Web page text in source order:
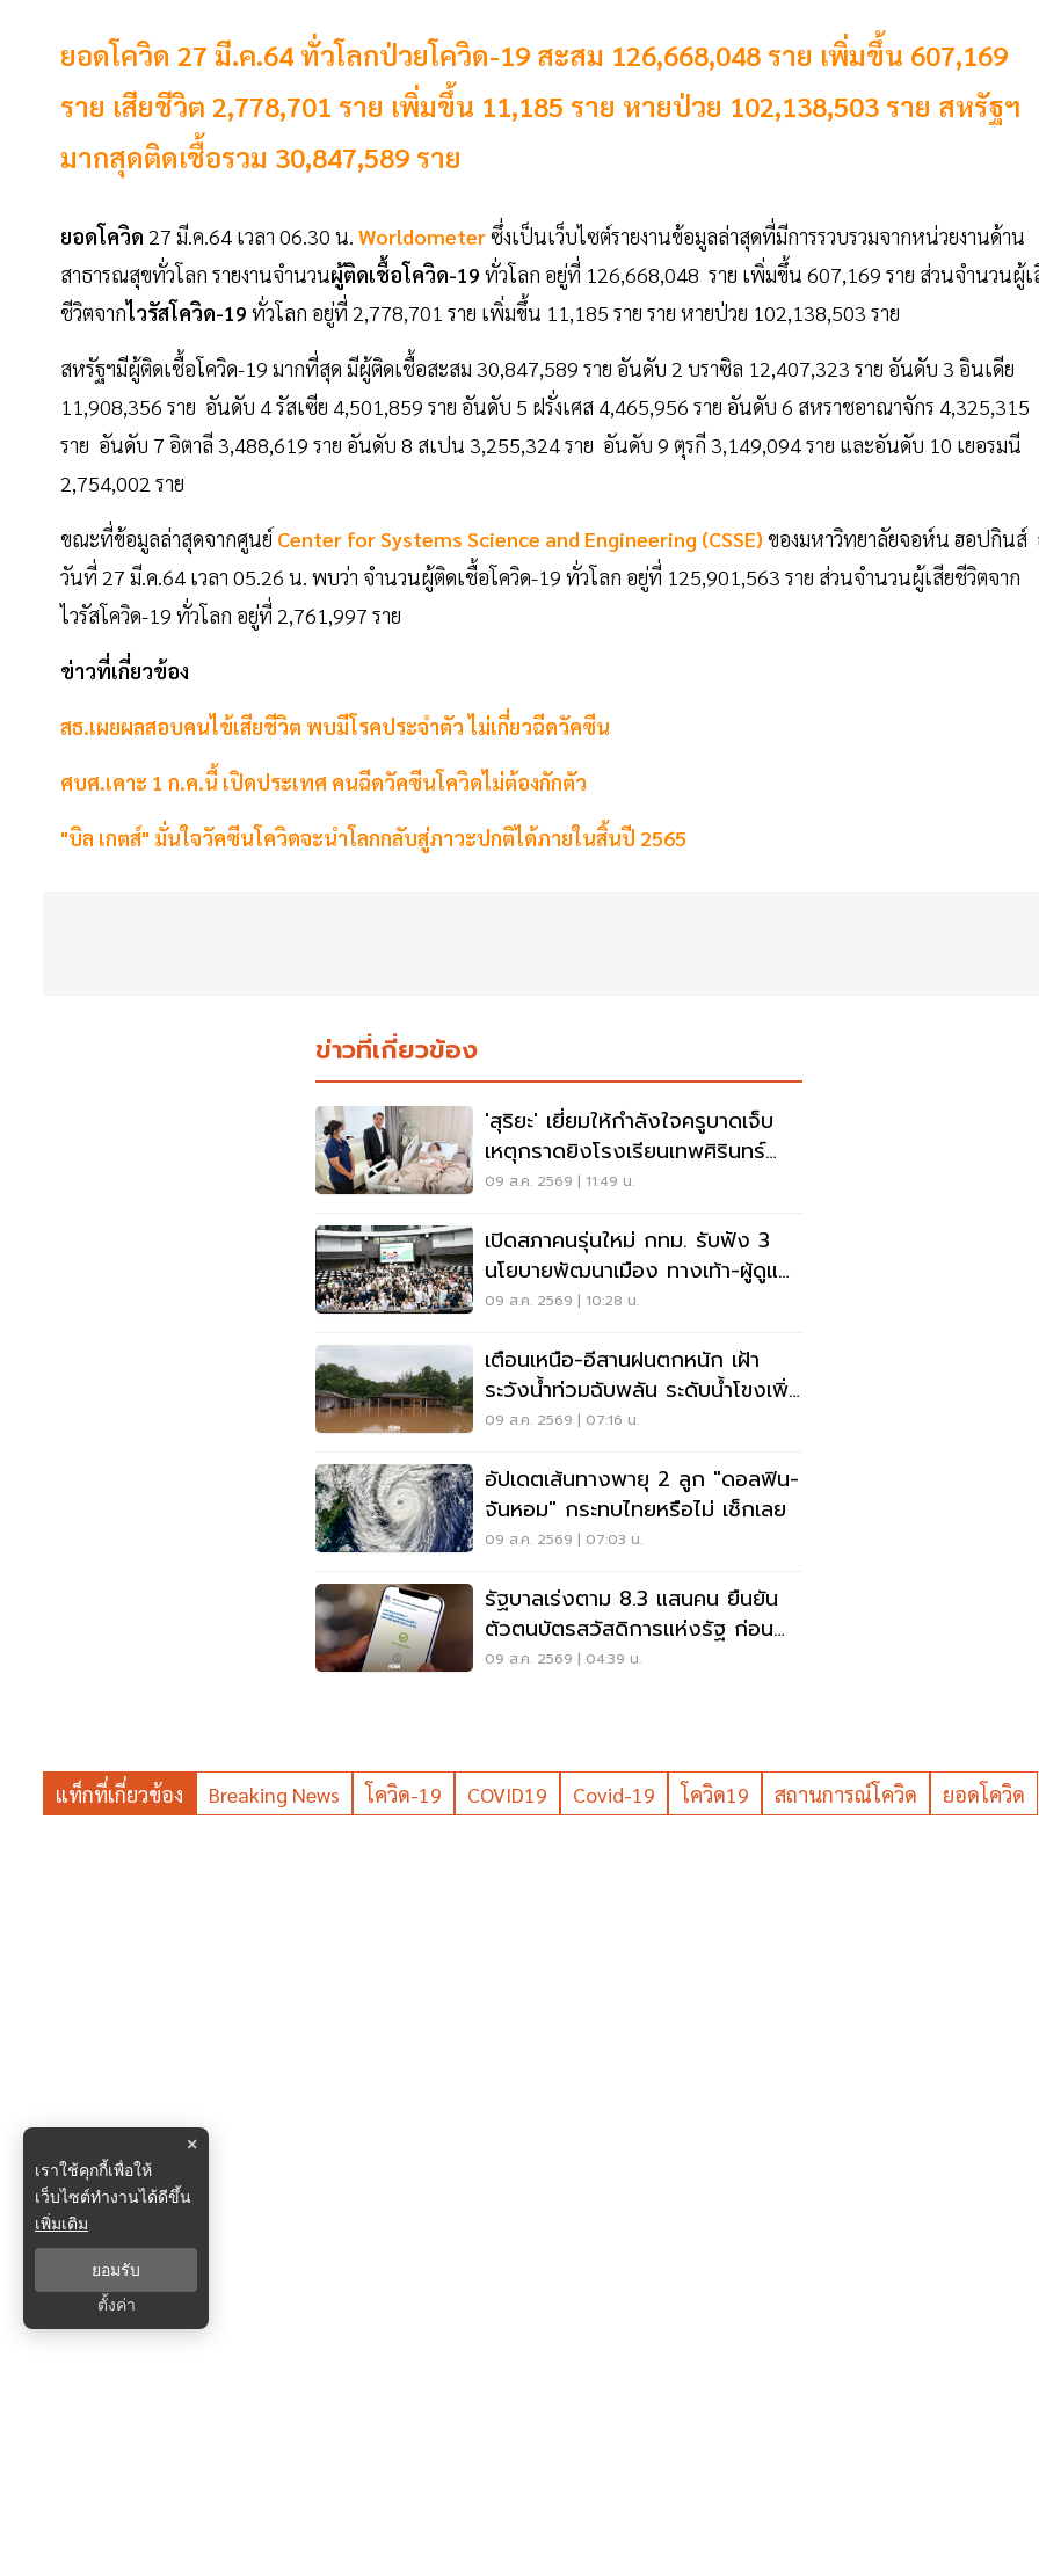
ยอดโควิด 27 มี.ค.64 ทั่วโลกป่วยโควิด-19 สะสม 126,668,048 ราย เพิ่มขึ้น 607,169
ราย เสียชีวิต 2,778,701 ราย เพิ่มขึ้น 11,185 ราย หายป่วย 102,138,503 ราย สหรัฐฯ
มากสุดติดเชื้อรวม 30,847,589 ราย
ยอดโควิด 27 มี.ค.64 เวลา 06.30 น. Worldometerซึ่งเป็นเว็บไซต์รายงานข้อมูลล่าสุดที่มีการรวบรวมจากหน่วยงานด้าน
สาธารณสุขทั่วโลก รายงานจำนวนผู้ติดเชื้อโควิด-19 ทั่วโลก อยู่ที่ 126,668,048 ราย เพิ่มขึ้น 607,169 ราย ส่วนจำนวนผู้เ
ชีวิตจากไวรัสโควิด-19 ทั่วโลก อยู่ที่ 2,778,701 ราย เพิ่มขึ้น 11,185 ราย ราย หายป่วย 102,138,503 ราย
สหรัฐฯมีผู้ติดเชื้อโควิด-19 มากที่สุด มีผู้ติดเชื้อสะสม 30,847,589 ราย อันดับ 2 บราซิล 12,407,323 ราย อันดับ 3 อินเดีย
11,908,356 ราย อันดับ 4 รัสเซีย 4,501,859 ราย อันดับ 5 ฝรั่งเศส 4,465,956 ราย อันดับ 6 สหราชอาณาจักร 4,325,315
ราย อันดับ 7 อิตาลี 3,488,619 ราย อันดับ 8 สเปน 3,255,324 ราย อันดับ 9 ตุรกี 3,149,094 ราย และอันดับ 10 เยอรมนี
2,754,002 ราย
ขณะที่ข้อมูลล่าสุดจากศูนย์ Center for Systems Science and Engineering (CSSE) ของมหาวิทยาลัยจอห์น ฮอปกิน
วันที่ 27 มี.ค.64 เวลา 05.26 น. พบว่า จำนวนผู้ติดเชื้อโควิด-19 ทั่วโลก อยู่ที่ 125,901,563 ราย ส่วนจำนวนผู้เสียชีวิตจาก
ไวรัสโควิด-19 ทั่วโลก อยู่ที่ 2,761,997 ราย
ข่าวที่เกี่ยวข้อง
สธ.เผยผลสอบคนไข้เสียชีวิต พบมีโรคประจำตัว ไม่เกี่ยวฉีดวัคซีน
ศบศ.เคาะ 1 ก.ค.นี้ เปิดประเทศ คนฉีดวัคซีนโควิดไม่ต้องกักตัว
"บิล เกตส์" มั่นใจวัคซีนโควิดจะนำโลกกลับสู่ภาวะปกติได้ภายในสิ้นปี 2565
ข่าวที่เกี่ยวข้อง
'สุริยะ' เยี่ยมให้กำลังใจครูบาดเจ็บ
เหตุกราดยิงโรงเรียนเทพศิรินทร์
นนทบุรี
09 ส.ค. 2569 | 11:49 น.
เปิดสภาคนรุ่นใหม่ กทม. รับฟัง 3
นโยบายพัฒนาเมือง ทางเท้า-ผู้ดูแล
ออทิสติก-จักรยาน
09 ส.ค. 2569 | 10:28 น.
เตือนเหนือ-อีสานฝนตกหนัก เฝ้า
ระวังน้ำท่วมฉับพลัน ระดับน้ำโขงเพิ่ม
สูง
09 ส.ค. 2569 | 07:16 น.
อัปเดตเส้นทางพายุ 2 ลูก "ดอลฟิน-
จันหอม" กระทบไทยหรือไม่ เช็กเลย
09 ส.ค. 2569 | 07:03 น.
รัฐบาลเร่งตาม 8.3 แสนคน ยืนยัน
ตัวตนบัตรสวัสดิการแห่งรัฐ ก่อน
พลาดสิทธิ
09 ส.ค. 2569 | 04:39 น.
แท็กที่เกี่ยวข้อง Breaking News โควิด-19 COVID19 Covid-19 โควิด19 สถานการณ์โควิด ยอดโควิด
×
เราใช้คุกกี้เพื่อให้
เว็บไซต์ทำงานได้ดีขึ้น
เพิ่มเติม
ยอมรับ
ตั้งค่า